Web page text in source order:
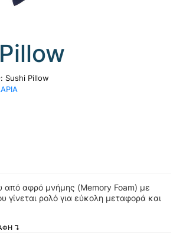
Sushi Pillow
από αφρό μνήμης (Memory Foam) με
γίνεται ρολό για εύκολη μεταφορά και
↴